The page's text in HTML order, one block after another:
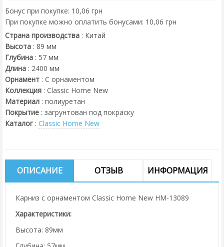
Бонус при покупке: 10,06 грн
При покупке можно оплатить бонусами: 10,06 грн
Страна производства : Китай
Высота : 89 мм
Глубина : 57 мм
Длина : 2400 мм
Орнамент : С орнаментом
Коллекция : Classic Home New
Материал : полиуретан
Покрытие : загрунтован под покраску
Каталог : Classic Home New
ОПИСАНИЕ ОТЗЫВ ИНФОРМАЦИЯ
Карниз с орнаментом Classic Home New HM-13089
Характеристики:
Высота: 89мм